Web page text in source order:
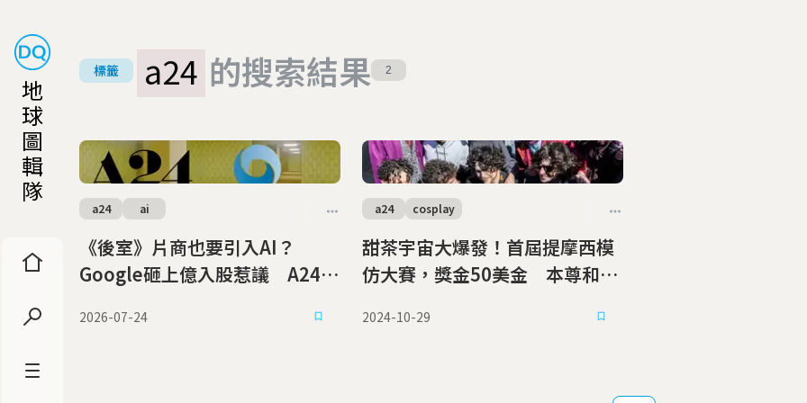
地
球
圖
輯
隊
標籤 a24 的搜索結果 2
《後室》片商也要引入AI？
Google砸上億入股惹議 A24強
a24 ai
2026-07-24
甜茶宇宙大爆發！首屆提摩西模
仿大賽，獎金50美金 本尊和警
a24 cosplay
2024-10-29